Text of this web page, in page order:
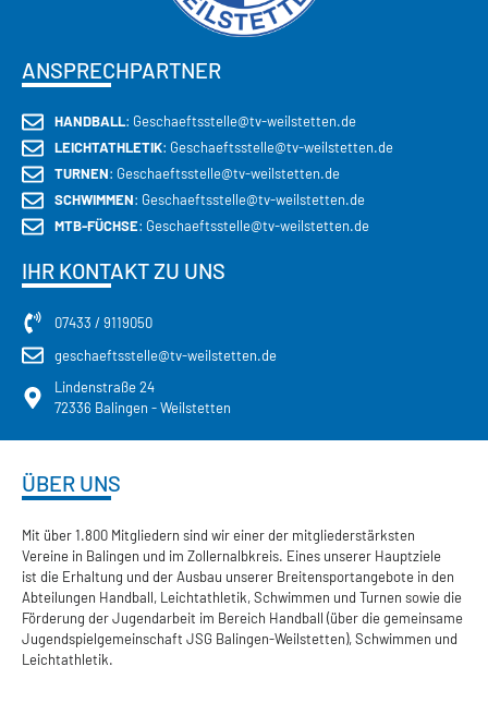
ANSPRECHPARTNER
HANDBALL: Geschaeftsstelle@tv-weilstetten.de
LEICHTATHLETIK: Geschaeftsstelle@tv-weilstetten.de
TURNEN: Geschaeftsstelle@tv-weilstetten.de
SCHWIMMEN: Geschaeftsstelle@tv-weilstetten.de
MTB-FÜCHSE: Geschaeftsstelle@tv-weilstetten.de
IHR KONTAKT ZU UNS
07433 / 9119050
geschaeftsstelle@tv-weilstetten.de
Lindenstraße 24
72336 Balingen - Weilstetten
ÜBER UNS
Mit über 1.800 Mitgliedern sind wir einer der mitgliederstärksten
Vereine in Balingen und im Zollernalbkreis. Eines unserer Hauptziele
ist die Erhaltung und der Ausbau unserer Breitensportangebote in den
Abteilungen Handball, Leichtathletik, Schwimmen und Turnen sowie die
Förderung der Jugendarbeit im Bereich Handball (über die gemeinsame
Jugendspielgemeinschaft JSG Balingen-Weilstetten), Schwimmen und
Leichtathletik.